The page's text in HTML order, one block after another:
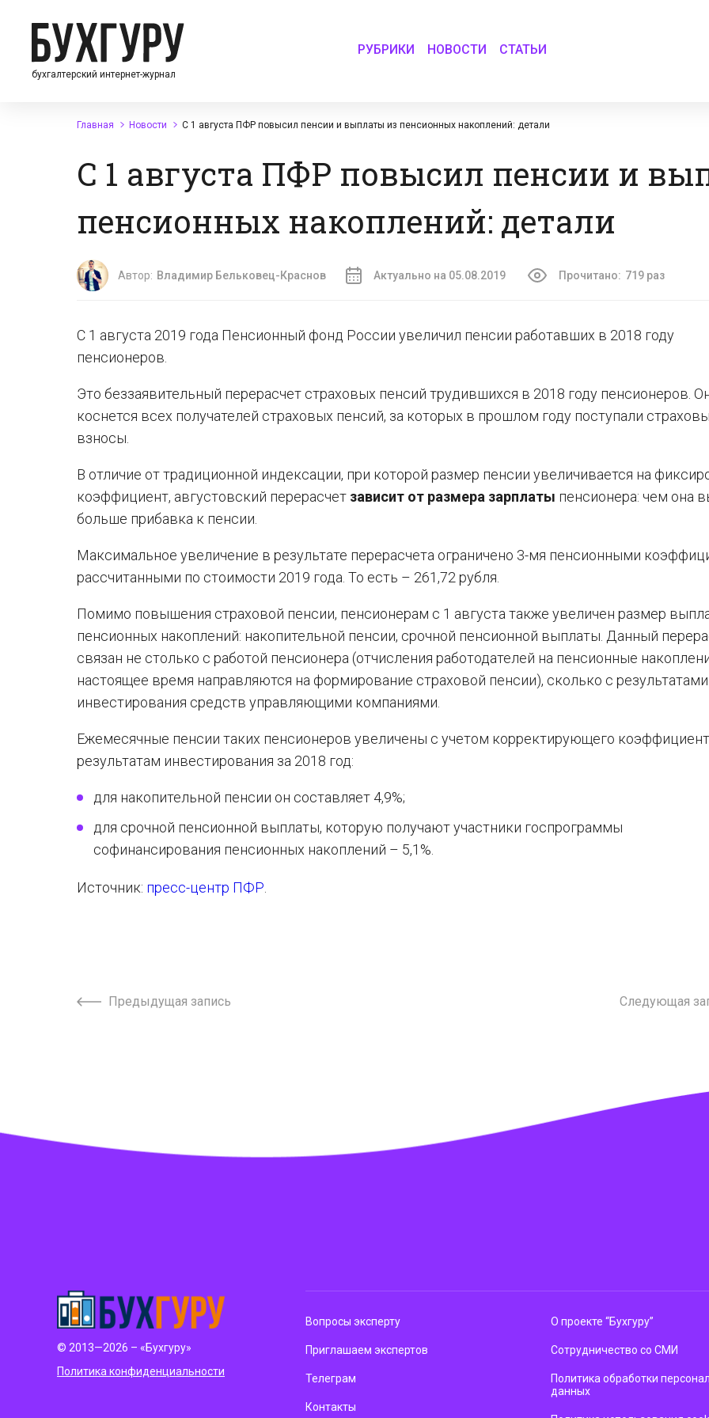
бухгалтерский интернет-журнал
РУБРИКИ НОВОСТИ СТАТЬИ
Главная Новости С 1 августа ПФР повысил пенсии и выплаты из пенсионных накоплений: детали
С 1 августа ПФР повысил пенсии и
пенсионных накоплений: детали
Автор: Владимир Бельковец-Краснов Актуально на 05.08.2019 Прочитано: 719 раз
С 1 августа 2019 года Пенсионный фонд России увеличил пенсии работавших в 2018 году
пенсионеров.
Это беззаявительный перерасчет страховых пенсий трудившихся в 2018 году пенсионеров.
коснется всех получателей страховых пенсий, за которых в прошлом году поступали
взносы.
В отличие от традиционной индексации, при которой размер пенсии увеличивается на
коэффициент, августовский перерасчет зависит от размера зарплаты пенсионера: чем она
больше прибавка к пенсии.
Максимальное увеличение в результате перерасчета ограничено 3-мя пенсионными
рассчитанными по стоимости 2019 года. То есть – 261,72 рубля.
Помимо повышения страховой пенсии, пенсионерам с 1 августа также увеличен размер
пенсионных накоплений: накопительной пенсии, срочной пенсионной выплаты. Данный
связан не столько с работой пенсионера (отчисления работодателей на пенсионные
настоящее время направляются на формирование страховой пенсии), сколько с результатами
инвестирования средств управляющими компаниями.
Ежемесячные пенсии таких пенсионеров увеличены с учетом корректирующего
результатам инвестирования за 2018 год:
для накопительной пенсии он составляет 4,9%;
для срочной пенсионной выплаты, которую получают участники госпрограммы
софинансирования пенсионных накоплений – 5,1%.
Источник: пресс-центр ПФР
Предыдущая запись Следующая
© 2013—2026 – «Бухгуру»
Политика конфиденциальности
Вопросы эксперту
Приглашаем экспертов
Телеграм
Контакты
О проекте “Бухгуру”
Сотрудничество со СМИ
Политика обработки
данных